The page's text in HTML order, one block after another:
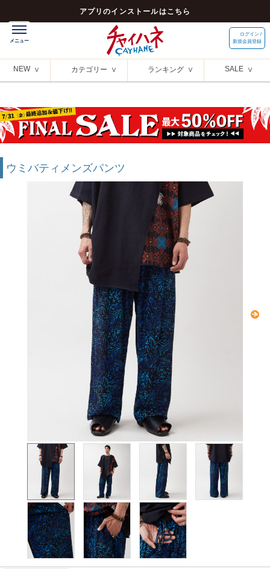
アプリのインストールはこちら
ログイン /
新規会員登録
NEW カテゴリー ランキング SALE
ウミバティメンズパンツ